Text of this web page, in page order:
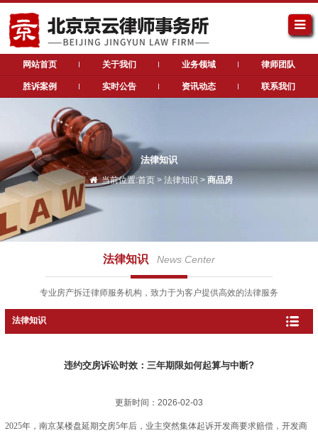
网站首页 关于我们 业务领域 律师团队
胜诉案例 实时公告 资讯动态 联系我们
法律知识
当前位置:首页> 法律知识 > 商品房
法律知识 News Center
专业房产拆迁律师服务机构，致力于为客户提供高效的法律服务
法律知识
违约交房诉讼时效：三年期限如何起算与中断?
更新时间：2026-02-03
2025年，南京某楼盘延期交房5年后，业主突然集体起诉开发商要求赔偿，开发商